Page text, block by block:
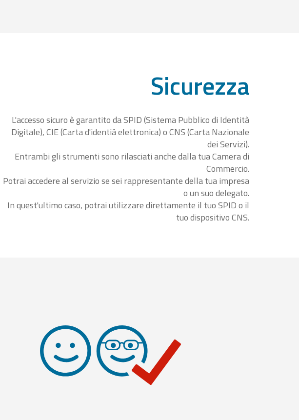
Sicurezza
L'accesso sicuro è garantito da SPID (Sistema Pubblico di Identità
Digitale), CIE (Carta d'identià elettronica) o CNS (Carta Nazionale
dei Servizi).
Entrambi gli strumenti sono rilasciati anche dalla tua Camera di
Commercio.
Potrai accedere al servizio se sei rappresentante della tua impresa
o un suo delegato.
In quest'ultimo caso, potrai utilizzare direttamente il tuo SPID o il
tuo dispositivo CNS.